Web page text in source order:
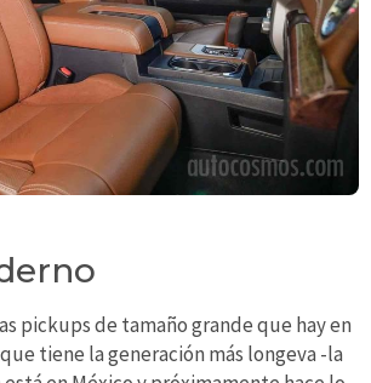
pickups de tamaño grande que hay en
tiene la generación más longeva -la